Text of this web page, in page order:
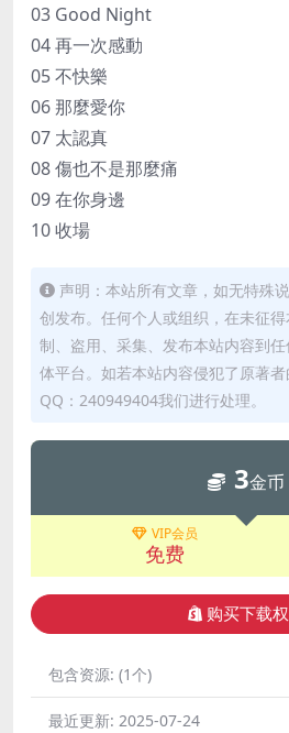
03 Good Night
04 再一次感動
05 不快樂
06 那麼愛你
07 太認真
08 傷也不是那麼痛
09 在你身邊
10 收場
声明：本站所有文章，如无特殊
创发布。任何个人或组织，在未征
制、盗用、采集、发布本站内容到
体平台。如若本站内容侵犯了原著
QQ：240949404我们进行处理。
3金币
VIP会员
免费
购买下载
包含资源: (1个)
最近更新: 2025-07-24